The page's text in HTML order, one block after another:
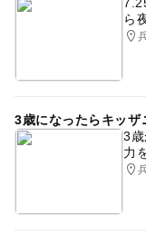
ら
3歳になったらキッザ
3
力